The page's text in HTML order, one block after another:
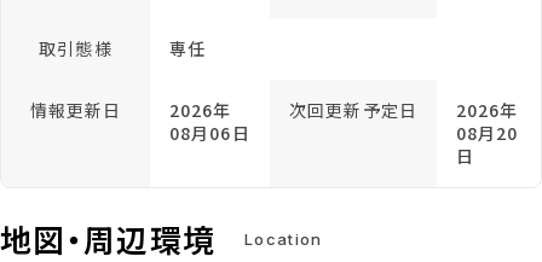
取引態様 専任
情報更新日
2026年
08月06日
次回更新予定日
2026年
08月20
日
地図・周辺環境 Location